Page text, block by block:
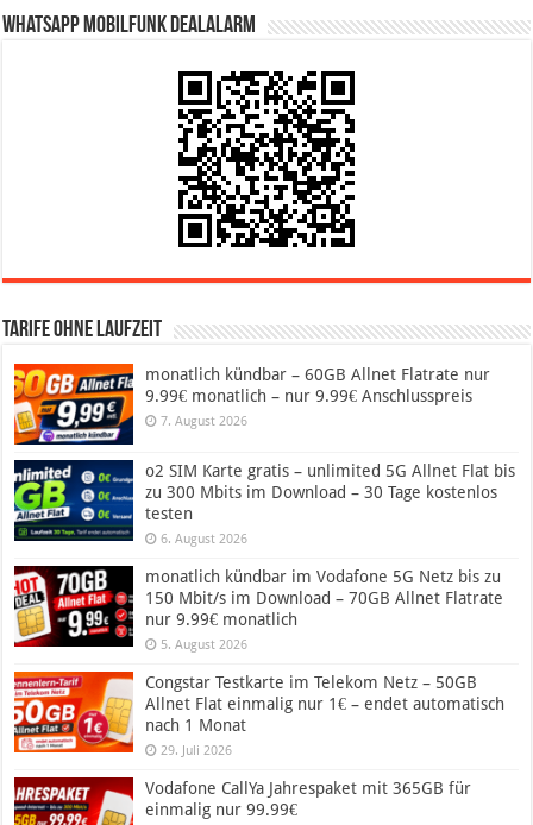
WhatsApp Mobilfunk DealAlarm
Tarife ohne Laufzeit
monatlich kündbar – 60GB Allnet Flatrate nur
9.99€ monatlich – nur 9.99€ Anschlusspreis
7. August 2026
o2 SIM Karte gratis – unlimited 5G Allnet Flat bis
zu 300 Mbits im Download – 30 Tage kostenlos
testen
6. August 2026
monatlich kündbar im Vodafone 5G Netz bis zu
150 Mbit/s im Download – 70GB Allnet Flatrate
nur 9.99€ monatlich
5. August 2026
Congstar Testkarte im Telekom Netz – 50GB
Allnet Flat einmalig nur 1€ – endet automatisch
nach 1 Monat
29. Juli 2026
Vodafone CallYa Jahrespaket mit 365GB für
einmalig nur 99.99€